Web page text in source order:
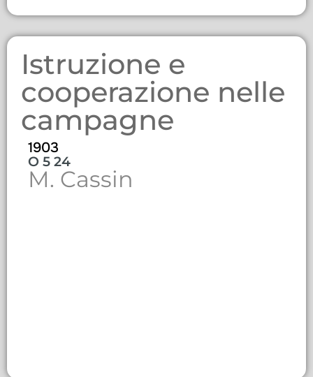
Istruzione e
cooperazione nelle
campagne
1903
O 5 24
M. Cassin